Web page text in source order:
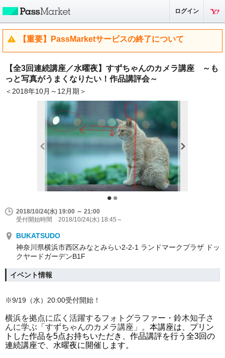
ログイン
【重要】PassMarketサービスの終了について
【全3回連続講座／水曜夜】すずちゃんのカメラ講座 ～も
っと写真がうまくなりたい！作品講評会～
＜2018年10月～12月期＞
2018/10/24(水) 19:00 ～ 21:00
受付開始時間 2018/10/24(水) 18:45～
BUKATSUDO
神奈川県横浜市西区みなとみらい2-2-1 ランドマークプラザ ドッ
クヤードガーデンB1F
イベント情報
※9/19（水）20:00受付開始！
横浜を拠点に広く活躍するフォトグラファー・鈴木知子さ
んに学ぶ「すずちゃんのカメラ講座」。 本講座は、 プリン
トした作品を5点お持ちいただき、作品講評を行う全3回の
連続講座で、水曜夜に開催します。